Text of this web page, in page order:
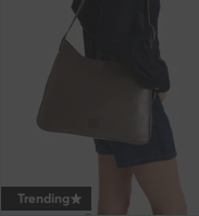
Trending